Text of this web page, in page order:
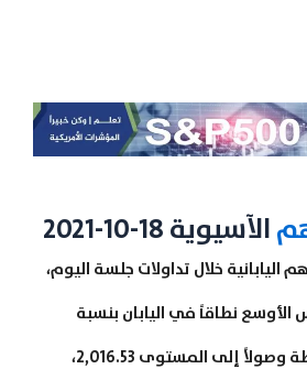
الآسيوية 18-10-2021
خلال تداولات جلسة اليوم،
نطاقاً في اليابان بنسبة
0.37% ليخسر 7.40 نقطة وصولاً إلى المستوى 2,016.53،